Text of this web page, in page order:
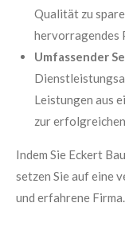
Qualität zu
hervorragendes
Umfassender
Leistungen aus
zur
Indem Sie Eckert
setzen Sie auf eine
und erfahrene Firma.